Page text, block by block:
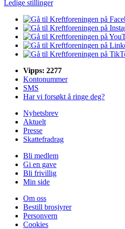
Ledige stillinger
Vipps: 2277
Kontonummer
SMS
Har vi forsøkt å ringe deg?
Nyhetsbrev
Aktuelt
Presse
Skattefradrag
Bli medlem
Gi en gave
Bli frivillig
Min side
Om oss
Bestill brosjyrer
Personvern
Cookies